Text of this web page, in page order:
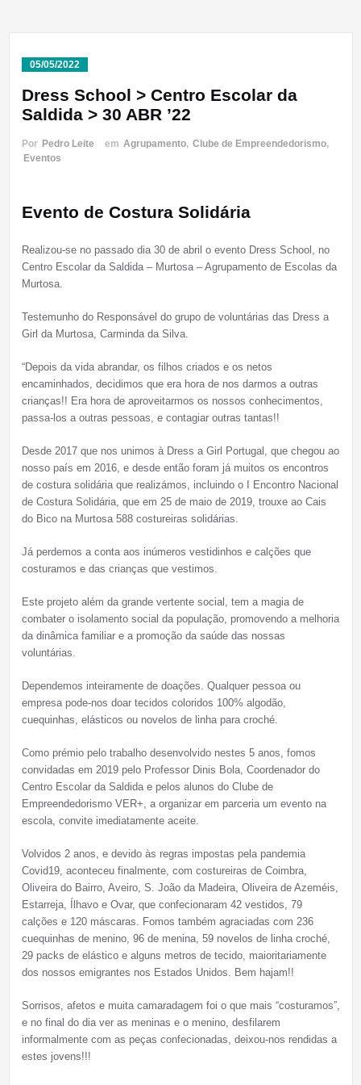
05/05/2022
Dress School > Centro Escolar da
Saldida > 30 ABR ’22
Por Pedro Leite em Agrupamento, Clube de Empreendedorismo,
Eventos
Evento de Costura Solidária
Realizou-se no passado dia 30 de abril o evento Dress School, no
Centro Escolar da Saldida – Murtosa – Agrupamento de Escolas da
Murtosa.
Testemunho do Responsável do grupo de voluntárias das Dress a
Girl da Murtosa, Carminda da Silva.
“Depois da vida abrandar, os filhos criados e os netos
encaminhados, decidimos que era hora de nos darmos a outras
crianças!! Era hora de aproveitarmos os nossos conhecimentos,
passa-los a outras pessoas, e contagiar outras tantas!!
Desde 2017 que nos unimos à Dress a Girl Portugal, que chegou ao
nosso país em 2016, e desde então foram já muitos os encontros
de costura solidária que realizámos, incluindo o I Encontro Nacional
de Costura Solidária, que em 25 de maio de 2019, trouxe ao Cais
do Bico na Murtosa 588 costureiras solidárias.
Já perdemos a conta aos inúmeros vestidinhos e calções que
costuramos e das crianças que vestimos.
Este projeto além da grande vertente social, tem a magia de
combater o isolamento social da população, promovendo a melhoria
da dinâmica familiar e a promoção da saúde das nossas
voluntárias.
Dependemos inteiramente de doações. Qualquer pessoa ou
empresa pode-nos doar tecidos coloridos 100% algodão,
cuequinhas, elásticos ou novelos de linha para croché.
Como prémio pelo trabalho desenvolvido nestes 5 anos, fomos
convidadas em 2019 pelo Professor Dinis Bola, Coordenador do
Centro Escolar da Saldida e pelos alunos do Clube de
Empreendedorismo VER+, a organizar em parceria um evento na
escola, convite imediatamente aceite.
Volvidos 2 anos, e devido às regras impostas pela pandemia
Covid19, aconteceu finalmente, com costureiras de Coimbra,
Oliveira do Bairro, Aveiro, S. João da Madeira, Oliveira de Azeméis,
Estarreja, Ílhavo e Ovar, que confecionaram 42 vestidos, 79
calções e 120 máscaras. Fomos também agraciadas com 236
cuequinhas de menino, 96 de menina, 59 novelos de linha croché,
29 packs de elástico e alguns metros de tecido, maioritariamente
dos nossos emigrantes nos Estados Unidos. Bem hajam!!
Sorrisos, afetos e muita camaradagem foi o que mais “costuramos”,
e no final do dia ver as meninas e o menino, desfilarem
informalmente com as peças confecionadas, deixou-nos rendidas a
estes jovens!!!